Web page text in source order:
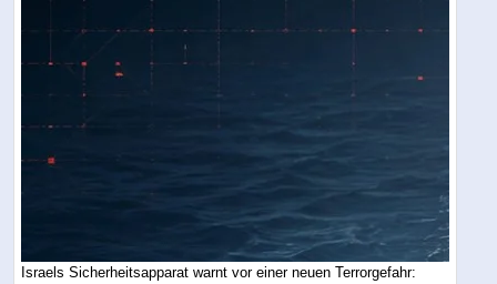
Israels Sicherheitsapparat warnt vor einer neuen Terrorgefahr: